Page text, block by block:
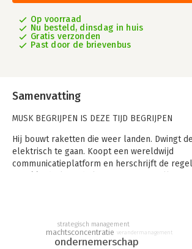
Op voorraad
Nu besteld, dinsdag in huis
Gratis verzonden
Past door de brievenbus
Samenvatting
MUSK BEGRIJPEN IS DEZE TIJD BEGRIJPEN
Hij bouwt raketten die weer landen. Dwingt
elektrisch te gaan. Koopt een wereldwijd
communicatieplatform en herschrijft de
een groot gevaar. Maar wat als beide
Musk Modus kiest een radicaal andere
ondernemerschap
machtsconcentratie
strategisch management
verandermanagement